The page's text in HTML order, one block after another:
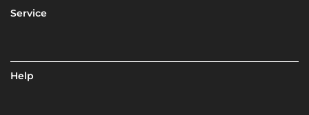
Service
Help